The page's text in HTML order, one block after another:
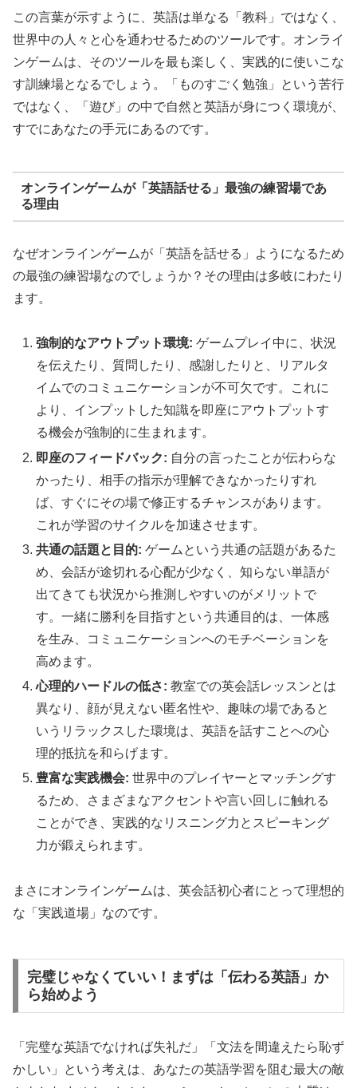
この言葉が示すように、英語は単なる「教科」ではなく、
世界中の人々と心を通わせるためのツールです。オンライ
ンゲームは、そのツールを最も楽しく、実践的に使いこな
す訓練場となるでしょう。「ものすごく勉強」という苦行
ではなく、「遊び」の中で自然と英語が身につく環境が、
すでにあなたの手元にあるのです。
オンラインゲームが「英語話せる」最強の練習場であ
る理由
なぜオンラインゲームが「英語を話せる」ようになるため
の最強の練習場なのでしょうか？その理由は多岐にわたり
ます。
強制的なアウトプット環境: ゲームプレイ中に、状況
を伝えたり、質問したり、感謝したりと、リアルタ
イムでのコミュニケーションが不可欠です。これに
より、インプットした知識を即座にアウトプットす
る機会が強制的に生まれます。
即座のフィードバック: 自分の言ったことが伝わらな
かったり、相手の指示が理解できなかったりすれ
ば、すぐにその場で修正するチャンスがあります。
これが学習のサイクルを加速させます。
共通の話題と目的: ゲームという共通の話題があるた
め、会話が途切れる心配が少なく、知らない単語が
出てきても状況から推測しやすいのがメリットで
す。一緒に勝利を目指すという共通目的は、一体感
を生み、コミュニケーションへのモチベーションを
高めます。
心理的ハードルの低さ: 教室での英会話レッスンとは
異なり、顔が見えない匿名性や、趣味の場であると
いうリラックスした環境は、英語を話すことへの心
理的抵抗を和らげます。
豊富な実践機会: 世界中のプレイヤーとマッチングす
るため、さまざまなアクセントや言い回しに触れる
ことができ、実践的なリスニング力とスピーキング
力が鍛えられます。
まさにオンラインゲームは、英会話初心者にとって理想的
な「実践道場」なのです。
完璧じゃなくていい！まずは「伝わる英語」か
ら始めよう
「完璧な英語でなければ失礼だ」「文法を間違えたら恥ず
かしい」という考えは、あなたの英語学習を阻む最大の敵